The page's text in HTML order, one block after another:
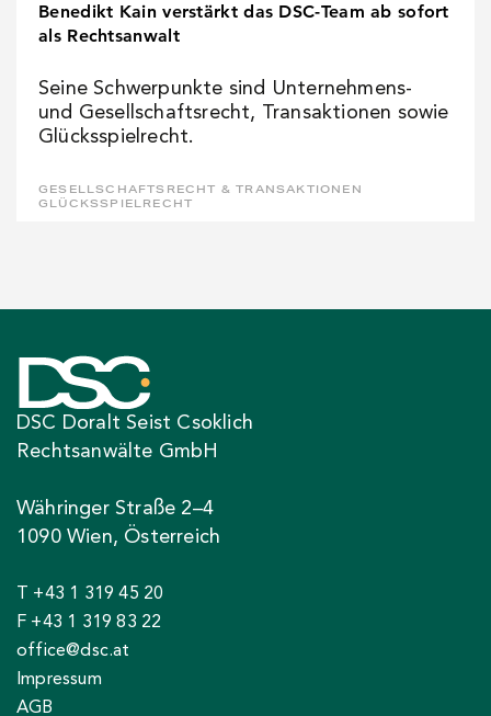
Benedikt Kain verstärkt das DSC-Team ab sofort
als Rechtsanwalt
Seine Schwerpunkte sind Unternehmens-
und Gesellschaftsrecht, Transaktionen sowie
Glücksspielrecht.
GESELLSCHAFTSRECHT & TRANSAKTIONEN
GLÜCKSSPIELRECHT
DSC Doralt Seist Csoklich
Rechtsanwälte GmbH
Währinger Straße 2–4
1090 Wien, Österreich
T +43 1 319 45 20
F +43 1 319 83 22
office@dsc.at
Impressum
AGB